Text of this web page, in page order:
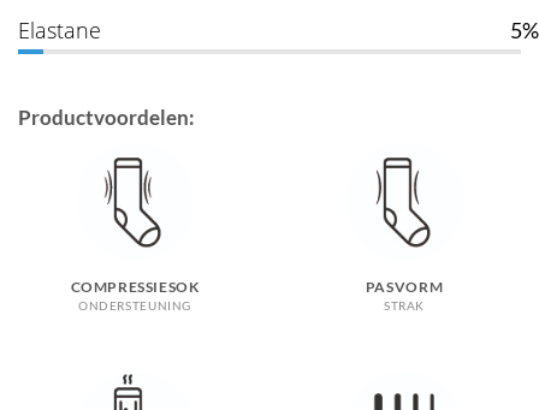
Elastane 5%
Productvoordelen:
COMPRESSIESOK
ONDERSTEUNING
PASVORM
STRAK